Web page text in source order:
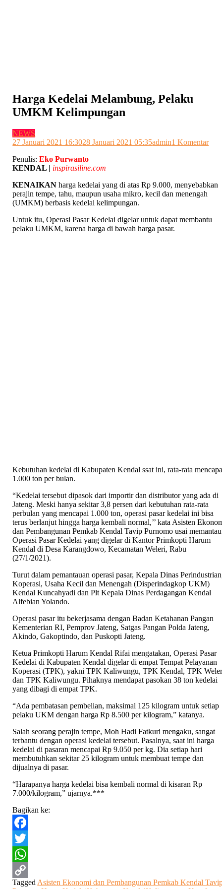
Harga Kedelai Melambung, Pelaku
UMKM Kelimpungan
NEWS
27 Januari 2021 16:3028 Januari 2021 05:35admin1 Komentar
Penulis:Eko Purwanto
KENDAL | inspirasiline.com
KENAIKANharga kedelai yang di atas Rp 9.000, menyebabkan
perajin tempe, tahu, maupun usaha mikro, kecil dan menengah
(UMKM) berbasis kedelai kelimpungan.
Untuk itu, Operasi Pasar Kedelai digelar untuk dapat membantu
pelaku UMKM, karena harga di bawah harga pasar.
Kebutuhan kedelai di Kabupaten Kendal ssat ini, rata-rata
1.000 ton per bulan.
“Kedelai tersebut dipasok dari importir dan distributor yang ada di
Jateng. Meski hanya sekitar 3,8 persen dari kebutuhan rata-rata
perbulan yang mencapai 1.000 ton, operasi pasar kedelai ini bisa
terus berlanjut hingga harga kembali normal,’’ kata Asisten
dan Pembangunan Pemkab Kendal Tavip Purnomo usai memantau
Operasi Pasar Kedelai yang digelar di Kantor Primkopti Harum
Kendal di Desa Karangdowo, Kecamatan Weleri, Rabu
(27/1/2021).
Turut dalam pemantauan operasi pasar, Kepala Dinas
Koperasi, Usaha Kecil dan Menengah (Disperindagkop UKM)
Kendal Kuncahyadi dan Plt Kepala Dinas Perdagangan Kendal
Alfebian Yolando.
Operasi pasar itu bekerjasama dengan Badan Ketahanan Pangan
Kementerian RI, Pemprov Jateng, Satgas Pangan Polda Jateng,
Akindo, Gakoptindo, dan Puskopti Jateng.
Ketua Primkopti Harum Kendal Rifai mengatakan, Operasi Pasar
Kedelai di Kabupaten Kendal digelar di empat Tempat Pelayanan
Koperasi (TPK), yakni TPK Kaliwungu, TPK Kendal, TPK
dan TPK Kaliwungu. Pihaknya mendapat pasokan 38 ton kedelai
yang dibagi di empat TPK.
“Ada pembatasan pembelian, maksimal 125 kilogram untuk setiap
pelaku UKM dengan harga Rp 8.500 per kilogram,” katanya.
Salah seorang perajin tempe, Moh Hadi Fatkuri mengaku, sangat
terbantu dengan operasi kedelai tersebut. Pasalnya, saat ini harga
kedelai di pasaran mencapai Rp 9.050 per kg. Dia setiap hari
membutuhkan sekitar 25 kilogram untuk membuat tempe dan
dijualnya di pasar.
“Harapanya harga kedelai bisa kembali normal di kisaran Rp
7.000/kilogram,” ujarnya.***
Bagikan ke:
Facebook
Twitter
WhatsApp
Copy
Tagged Asisten Ekonomi dan Pembangunan Pemkab Kendal